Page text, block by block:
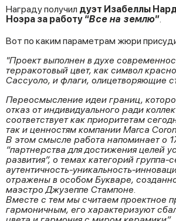
Награду получил дуэт Изабеллы
Ноэра за работу “Все на землю”
Вот по каким параметрам жюри
"Проект выполнен в духе
терракотовый цвет, как символ
Сассуоло, и флаги, олицетворяющие
Переосмысление идеи границ,
отказ от индивидуального ради
соответствует как приоритетам
так и ценностям компании Marca
В этом смысле работа напоминает о
“партнерства для достижения целей
развития”, о темах категорий группа-
аутентичность-уникальность-
отражены в особом Букваре,
маэстро Джузеппе Стампоне.
Вместе с тем мы считаем проектное
гармоничным, его характеризуют